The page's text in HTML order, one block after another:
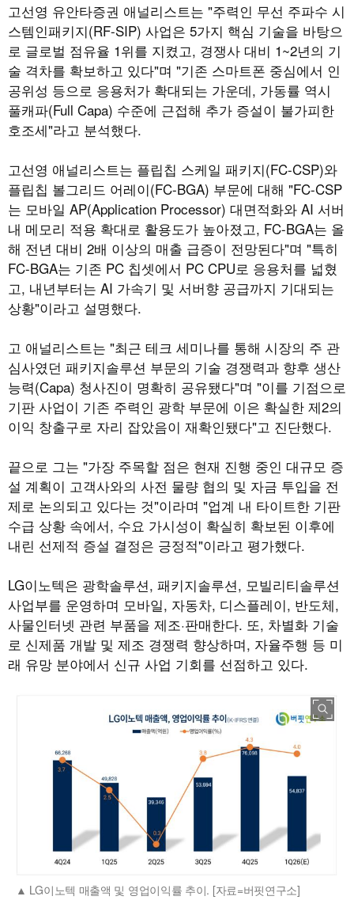
고선영 유안타증권 애널리스트는 "주력인 무선 주파수 시
스템인패키지(RF-SIP) 사업은 5가지 핵심 기술을 바탕으
로 글로벌 점유율 1위를 지켰고, 경쟁사 대비 1~2년의 기
술 격차를 확보하고 있다"며 "기존 스마트폰 중심에서 인
공위성 등으로 응용처가 확대되는 가운데, 가동률 역시
풀캐파(Full Capa) 수준에 근접해 추가 증설이 불가피한
호조세"라고 분석했다.
고선영 애널리스트는 플립칩 스케일 패키지(FC-CSP)와
플립칩 볼그리드 어레이(FC-BGA) 부문에 대해 "FC-CSP
는 모바일 AP(Application Processor) 대면적화와 AI 서버
내 메모리 적용 확대로 활용도가 높아졌고, FC-BGA는 올
해 전년 대비 2배 이상의 매출 급증이 전망된다"며 "특히
FC-BGA는 기존 PC 칩셋에서 PC CPU로 응용처를 넓혔
고, 내년부터는 AI 가속기 및 서버향 공급까지 기대되는
상황"이라고 설명했다.
고 애널리스트는 "최근 테크 세미나를 통해 시장의 주 관
심사였던 패키지솔루션 부문의 기술 경쟁력과 향후 생산
능력(Capa) 청사진이 명확히 공유됐다"며 "이를 기점으로
기판 사업이 기존 주력인 광학 부문에 이은 확실한 제2의
이익 창출구로 자리 잡았음이 재확인됐다"고 진단했다.
끝으로 그는 "가장 주목할 점은 현재 진행 중인 대규모 증
설 계획이 고객사와의 사전 물량 협의 및 자금 투입을 전
제로 논의되고 있다는 것"이라며 "업계 내 타이트한 기판
수급 상황 속에서, 수요 가시성이 확실히 확보된 이후에
내린 선제적 증설 결정은 긍정적"이라고 평가했다.
LG이노텍은 광학솔루션, 패키지솔루션, 모빌리티솔루션
사업부를 운영하며 모바일, 자동차, 디스플레이, 반도체,
사물인터넷 관련 부품을 제조·판매한다. 또, 차별화 기술
로 신제품 개발 및 제조 경쟁력 향상하며, 자율주행 등 미
래 유망 분야에서 신규 사업 기회를 선점하고 있다.
LG이노텍 매출액 및 영업이익률 추이. [자료=버핏연구소]